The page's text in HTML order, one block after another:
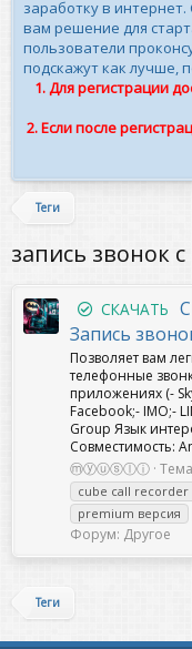
заработку в
вам решение для
пользователи
подскажут как лучше,
1. Для регистрации
2. Если после
Теги
запись звонок
СКАЧАТЬ
Запись
Позволяет вам
телефонные
приложениях (-
Facebook;- IMO;-
Group Язык
Совместимость:
ⓜⓨⓤⓢⓛⓘ Тема
cube call recorder
premium версия
Форум: Другое
Теги